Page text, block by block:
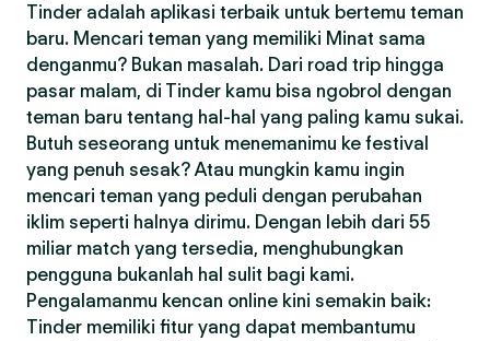
Tinder adalah aplikasi terbaik untuk bertemu teman
baru. Mencari teman yang memiliki Minat sama
denganmu? Bukan masalah. Dari road trip hingga
pasar malam, di Tinder kamu bisa ngobrol dengan
teman baru tentang hal-hal yang paling kamu sukai.
Butuh seseorang untuk menemanimu ke festival
yang penuh sesak? Atau mungkin kamu ingin
mencari teman yang peduli dengan perubahan
iklim seperti halnya dirimu. Dengan lebih dari 55
miliar match yang tersedia, menghubungkan
pengguna bukanlah hal sulit bagi kami.
Pengalamanmu kencan online kini semakin baik:
Tinder memiliki fitur yang dapat membantumu